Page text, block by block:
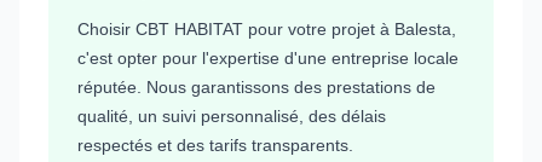
Choisir CBT HABITAT pour votre projet à Balesta,
c'est opter pour l'expertise d'une entreprise locale
réputée. Nous garantissons des prestations de
qualité, un suivi personnalisé, des délais
respectés et des tarifs transparents.